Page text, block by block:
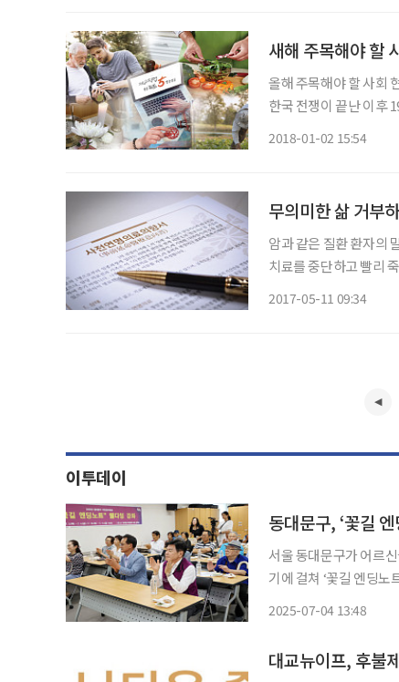
새해 주목해야 할
올해 주목해야 할 사회
한국 전쟁이 끝난 이후
2018-01-02 15:54
무의미한 삶 거부
암과 같은 질환 환자의
치료를 중단하고 빨리
2017-05-11 09:34
이투데이
동대문구, ‘꽃길
서울 동대문구가 어르
기에 걸쳐 ‘꽃길 엔딩노트’ 웰다
2025-07-04 13:48
대교뉴이프, 후불